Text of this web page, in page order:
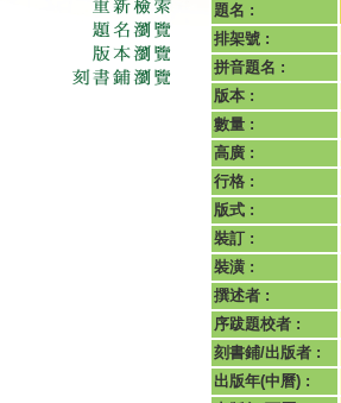
題名 :
排架號 :
拼音題名 :
版本 :
數量 :
高廣 :
行格 :
版式 :
裝訂 :
裝潢 :
撰述者 :
序跋題校者 :
刻書鋪/出版者 :
出版年(中曆) :